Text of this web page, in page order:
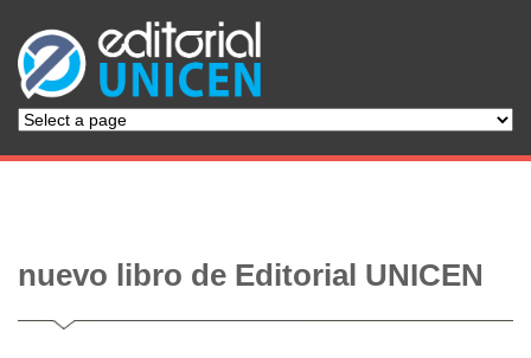
nuevo libro de Editorial UNICEN